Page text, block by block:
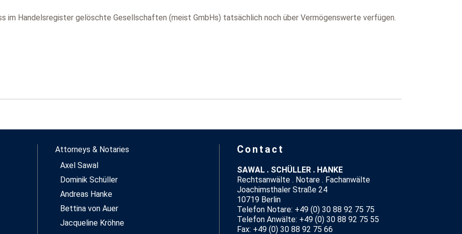
im Handelsregister gelöschte Gesellschaften (meist GmbHs) tatsächlich noch über Vermögenswerte verfügen.
Attorneys & Notaries
Axel Sawal
Dominik Schüller
Andreas Hanke
Bettina von Auer
Jacqueline Kröhne
Contact
SAWAL . SCHÜLLER . HANKE
Rechtsanwälte . Notare . Fachanwälte
Joachimsthaler Straße 24
10719 Berlin
Telefon Notare: +49 (0) 30 88 92 75 75
Telefon Anwälte: +49 (0) 30 88 92 75 55
Fax: +49 (0) 30 88 92 75 66